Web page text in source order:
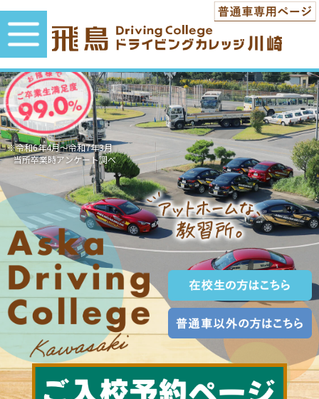
※令和6年4月～令和7年3月
当所卒業時アンケート調べ